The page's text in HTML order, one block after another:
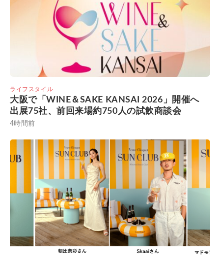
ライフスタイル
大阪で「WINE＆SAKE KANSAI 2026」開催へ
出展75社、前回来場約750人の試飲商談会
4時間前